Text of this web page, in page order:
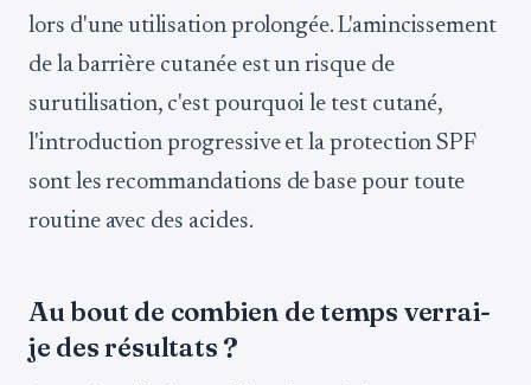
lors d'une utilisation prolongée. L'amincissement
de la barrière cutanée est un risque de
surutilisation, c'est pourquoi le test cutané,
l'introduction progressive et la protection SPF
sont les recommandations de base pour toute
routine avec des acides.
Au bout de combien de temps verrai-
je des résultats ?